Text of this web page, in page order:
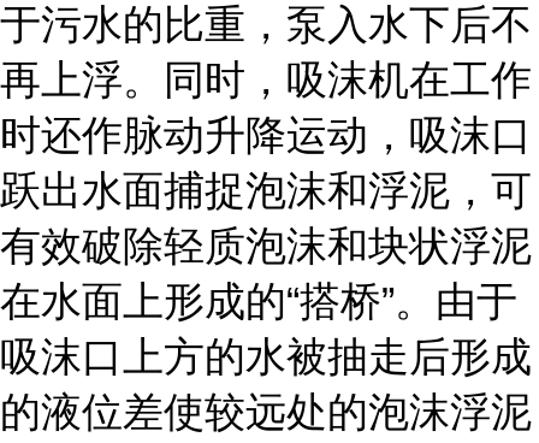
于污水的比重，泵入水下后不
再上浮。同时，吸沫机在工作
时还作脉动升降运动，吸沫口
跃出水面捕捉泡沫和浮泥，可
有效破除轻质泡沫和块状浮泥
在水面上形成的“搭桥”。由于
吸沫口上方的水被抽走后形成
的液位差使较远处的泡沫浮泥